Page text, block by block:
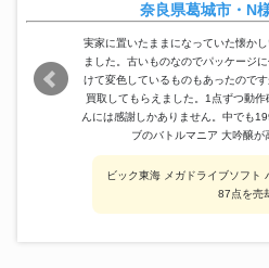
奈良県葛城市・N
実家に置いたままになっていた懐か
ました。古いものなのでパッケージ
けて変色しているものもあったので
買取してもらえました。1点ずつ動
んには感謝しかありません。中でも
ブのバトルマニア 大吟醸が
ビック東海 メガドライブソフト
87点を売